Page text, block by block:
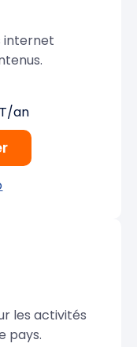
internet
an
les activités
pays.